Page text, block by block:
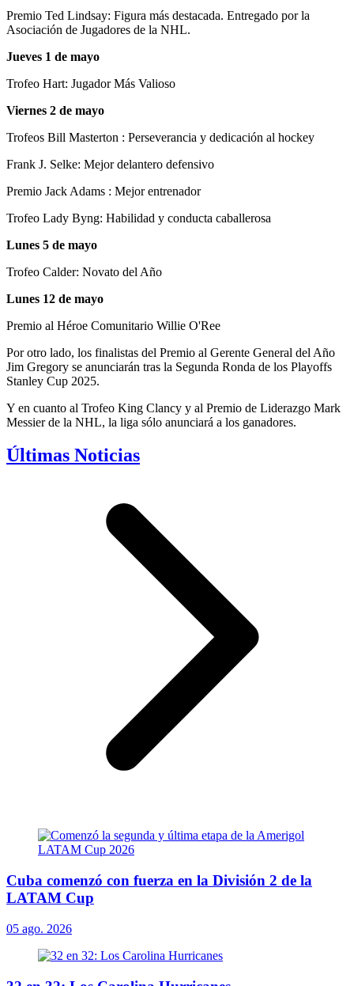
Premio Ted Lindsay: Figura más destacada. Entregado por la
Asociación de Jugadores de la NHL.
Jueves 1 de mayo
Trofeo Hart: Jugador Más Valioso
Viernes 2 de mayo
Trofeos Bill Masterton : Perseverancia y dedicación al hockey
Frank J. Selke: Mejor delantero defensivo
Premio Jack Adams : Mejor entrenador
Trofeo Lady Byng: Habilidad y conducta caballerosa
Lunes 5 de mayo
Trofeo Calder: Novato del Año
Lunes 12 de mayo
Premio al Héroe Comunitario Willie O'Ree
Por otro lado, los finalistas del Premio al Gerente General del Año
Jim Gregory se anunciarán tras la Segunda Ronda de los Playoffs
Stanley Cup 2025.
Y en cuanto al Trofeo King Clancy y al Premio de Liderazgo Mark
Messier de la NHL, la liga sólo anunciará a los ganadores.
Últimas Noticias
Cuba comenzó con fuerza en la División 2 de la
LATAM Cup
05 ago. 2026